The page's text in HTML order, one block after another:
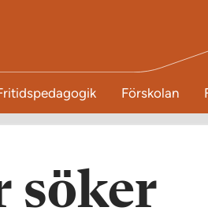
Förskolan
söker